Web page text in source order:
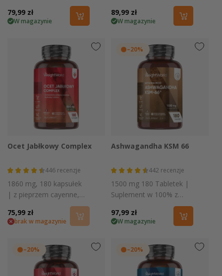
Cena
regularna
79,99 zł
W magazynie
Cena
regularna
89,99 zł
W magazynie
Ocet Jabłkowy Complex
446 recenzje
1860 mg, 180 kapsułek
| z pieprzem cayenne,
Cena
regularna
75,99 zł
brak w magazynie
–20%
Ashwagandha KSM 66
442 recenzje
1500 mg 180 Tabletek |
Suplement w 100% z
Naturalnego Źródła
Cena
regularna
97,99 zł
W magazynie
–20% –20%